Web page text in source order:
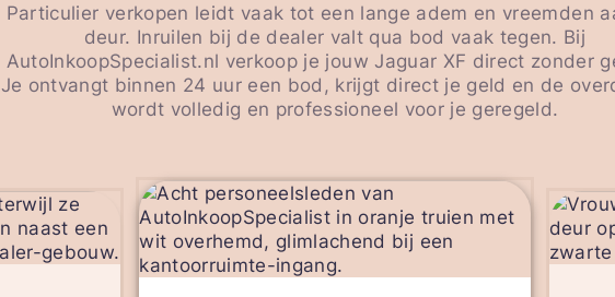
Particulier verkopen leidt vaak tot een lange adem en vreemden
deur. Inruilen bij de dealer valt qua bod vaak tegen. Bij
AutoInkoopSpecialist.nl verkoop je jouw Jaguar XF direct zonder
Je ontvangt binnen 24 uur een bod, krijgt direct je geld en de
wordt volledig en professioneel voor je geregeld.